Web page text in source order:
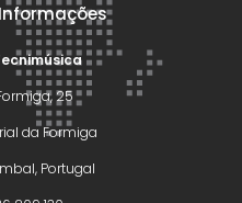
25
da Formiga
Portugal